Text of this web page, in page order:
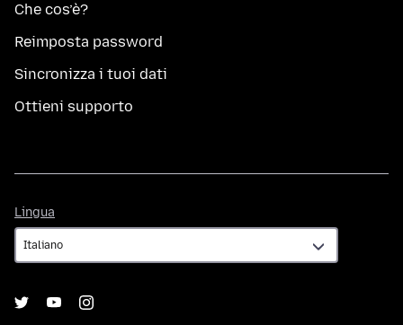
Che cos’è?
Reimposta password
Sincronizza i tuoi dati
Ottieni supporto
Lingua